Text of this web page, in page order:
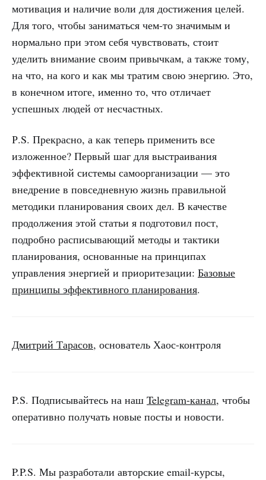
мотивация и наличие воли для достижения целей.
Для того, чтобы заниматься чем-то значимым и
нормально при этом себя чувствовать, стоит
уделить внимание своим привычкам, а также тому,
на что, на кого и как мы тратим свою энергию. Это,
в конечном итоге, именно то, что отличает
успешных людей от несчастных.
Р.S. Прекрасно, а как теперь применить все
изложенное? Первый шаг для выстраивания
эффективной системы самоорганизации — это
внедрение в повседневную жизнь правильной
методики планирования своих дел. В качестве
продолжения этой статьи я подготовил пост,
подробно расписывающий методы и тактики
планирования, основанные на принципах
управления энергией и приоритезации: Базовые
принципы эффективного планирования.
Дмитрий Тарасов, основатель Хаос-контроля
P.S. Подписывайтесь на наш Telegram-канал, чтобы
оперативно получать новые посты и новости.
P.P.S. Мы разработали авторские email-курсы,